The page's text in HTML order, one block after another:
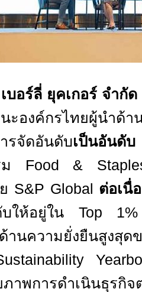
บอร์ลี่ ยุคเกอร์ จำกั
ะองค์กรไทยผู้นำด้า
รจัดอันดับเป็นอัน
ม Food &
S&P Global ต่อเนื่
บให้อยู่ใน Top
านความยั่งยืนสูงสุ
ภาพการดำเนินธุรกิ